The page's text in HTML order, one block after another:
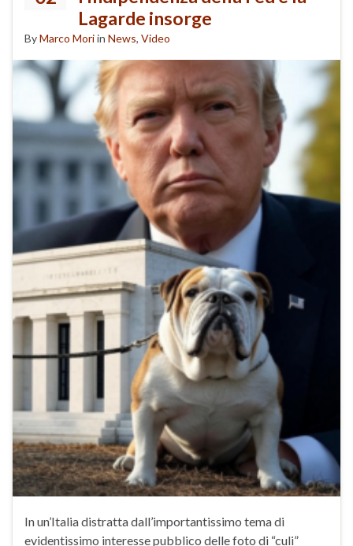
Lagarde insorge
ByMarco Moriin News, Video
In un’Italia distratta dall’importantissimo tema di
evidentissimo interesse pubblico delle foto di “culi”